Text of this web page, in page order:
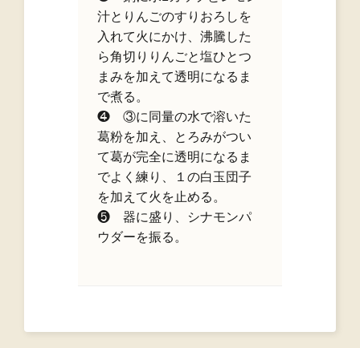
汁とりんごのすりおろしを
入れて火にかけ、沸騰した
ら角切りりんごと塩ひとつ
まみを加えて透明になるま
で煮る。
❹ ③に同量の水で溶いた
葛粉を加え、とろみがつい
て葛が完全に透明になるま
でよく練り、１の白玉団子
を加えて火を止める。
❺ 器に盛り、シナモンパ
ウダーを振る。